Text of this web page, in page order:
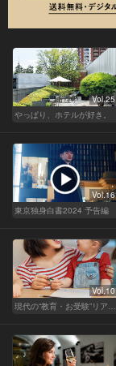
Vol.25
やっぱり、ホテルが好き。
Vol.16
東京独身白書2024 予告編
Vol.10
現代の“教育・お受験”リアルドキュメント